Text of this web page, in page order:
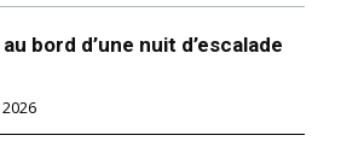
bord d’une nuit d’escalade